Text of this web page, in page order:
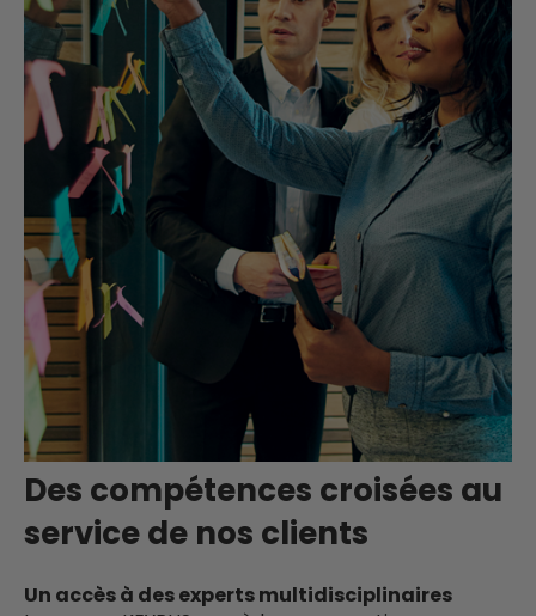
Des compétences croisées au
service de nos clients
Un accès à des experts multidisciplinaires